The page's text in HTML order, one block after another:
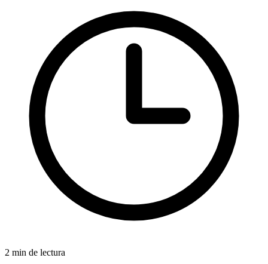
2 min de lectura